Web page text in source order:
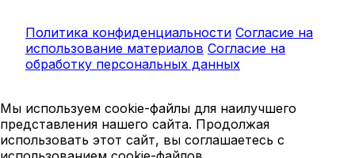
Политика конфиденциальности Согласие на
использование материалов Согласие на
обработку персональных данных
Мы используем cookie-файлы для наилучшего
представления нашего сайта. Продолжая
использовать этот сайт, вы соглашаетесь с